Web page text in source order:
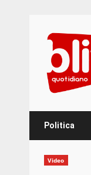
content
Politica
Video